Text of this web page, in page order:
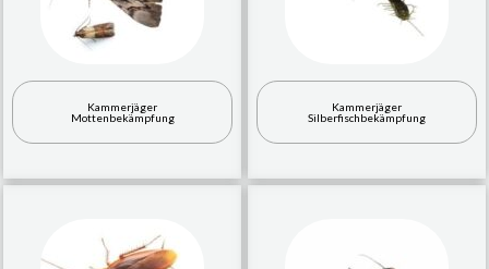
Kammerjäger
Mottenbekämpfung
Kammerjäger
Silberfischbekämpfung